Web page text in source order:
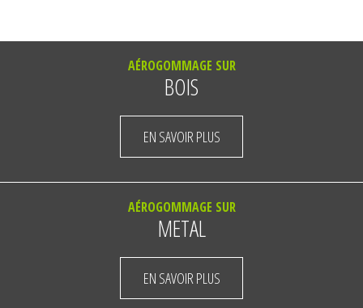
AÉROGOMMAGE SUR
BOIS
EN SAVOIR PLUS
AÉROGOMMAGE SUR
METAL
EN SAVOIR PLUS